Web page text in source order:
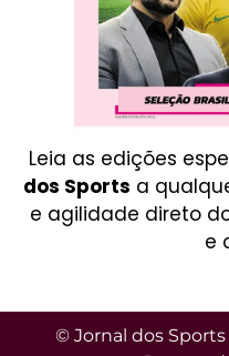
Leia as edições
dos Sports a
e agilidade direto
e
© Jornal dos Sports